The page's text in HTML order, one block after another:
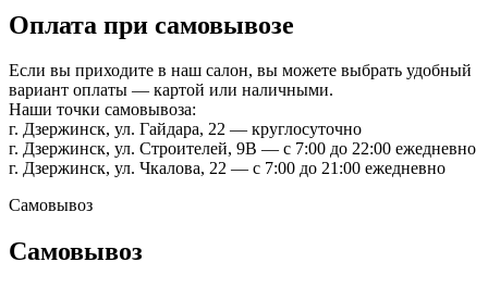
Оплата при самовывозе
Если вы приходите в наш салон, вы можете выбрать удобный
вариант оплаты — картой или наличными.
Наши точки самовывоза:
г. Дзержинск, ул. Гайдара, 22 — круглосуточно
г. Дзержинск, ул. Строителей, 9В — с 7:00 до 22:00 ежедневно
г. Дзержинск, ул. Чкалова, 22 — с 7:00 до 21:00 ежедневно
Самовывоз
Самовывоз